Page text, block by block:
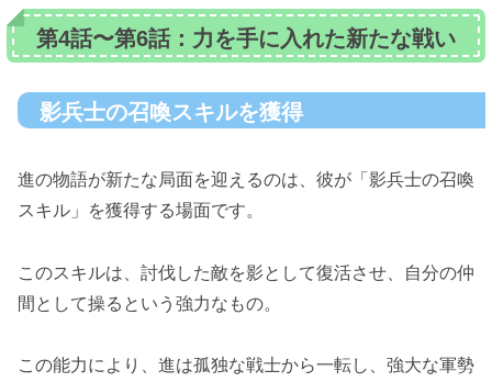
第4話〜第6話：力を手に入れた新たな戦い
影兵士の召喚スキルを獲得
進の物語が新たな局面を迎えるのは、彼が「影兵士の召喚
スキル」を獲得する場面です。
このスキルは、討伐した敵を影として復活させ、自分の仲
間として操るという強力なもの。
この能力により、進は孤独な戦士から一転し、強大な軍勢